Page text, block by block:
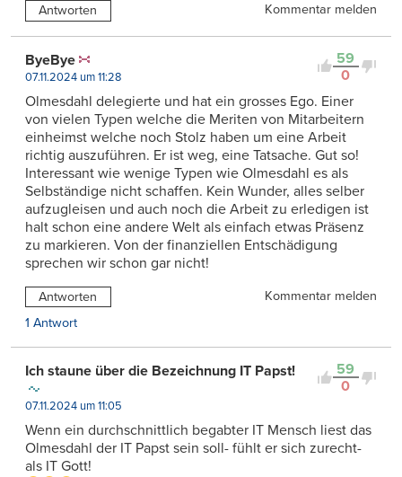
Antworten Kommentar melden
59
0
ByeBye
07.11.2024 um 11:28
Olmesdahl delegierte und hat ein grosses Ego. Einer
von vielen Typen welche die Meriten von Mitarbeitern
einheimst welche noch Stolz haben um eine Arbeit
richtig auszuführen. Er ist weg, eine Tatsache. Gut so!
Interessant wie wenige Typen wie Olmesdahl es als
Selbständige nicht schaffen. Kein Wunder, alles selber
aufzugleisen und auch noch die Arbeit zu erledigen ist
halt schon eine andere Welt als einfach etwas Präsenz
zu markieren. Von der finanziellen Entschädigung
sprechen wir schon gar nicht!
Antworten
Kommentar melden
1 Antwort
59
0
Ich staune über die Bezeichnung IT Papst!
07.11.2024 um 11:05
Wenn ein durchschnittlich begabter IT Mensch liest das
Olmesdahl der IT Papst sein soll- fühlt er sich zurecht-
als IT Gott!